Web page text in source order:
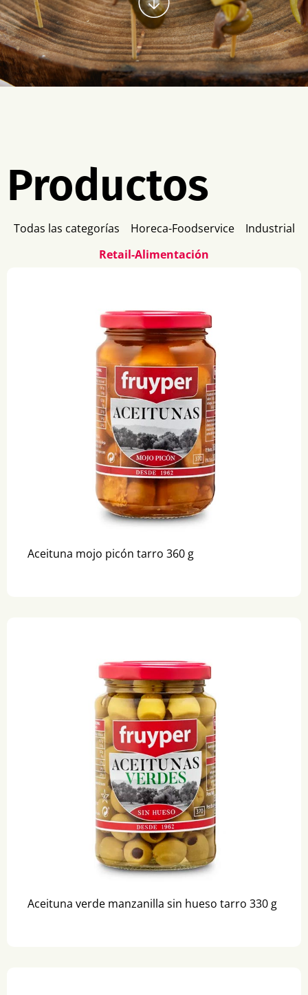
Productos
Horeca-Foodservice
Industrial
Retail-Alimentación
Todas las categorías
Aceituna mojo picón tarro 360 g
Aceituna verde manzanilla sin hueso tarro 330 g